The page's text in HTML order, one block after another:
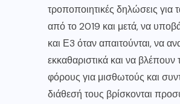
τροποποιητικές δηλώσεις για
από το 2019 και μετά, να
και Ε3 όταν απαιτούνται, να
εκκαθαριστικά και να βλέπουν
φόρους για μισθωτούς και
διάθεσή τους βρίσκονται